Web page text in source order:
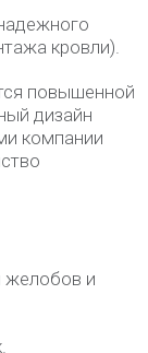
кровли).
повышенной
дизайн
компании
желобов и